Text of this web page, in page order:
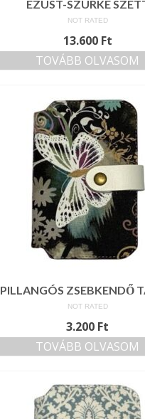
EZÜST-SZÜRKE
NOT RATED
13.600 Ft
TOVÁBB OLVASOM
PILLANGÓS ZSEBKENDŐ
NOT RATED
3.200 Ft
TOVÁBB OLVASOM